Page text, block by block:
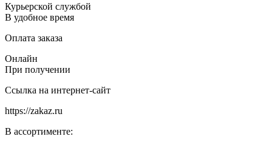
Курьерской службой
В удобное время
Оплата заказа
Онлайн
При получении
Ссылка на интернет-сайт
https://zakaz.ru
В ассортименте: